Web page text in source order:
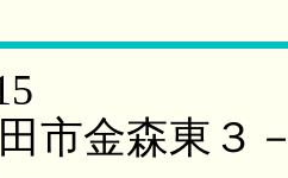
市金森東３